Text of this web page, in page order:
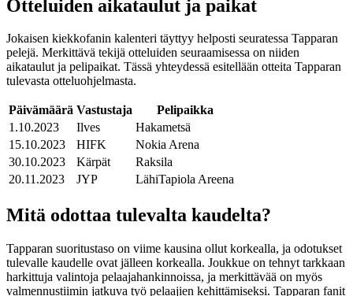
Otteluiden aikataulut ja paikat
Jokaisen kiekkofanin kalenteri täyttyy helposti seuratessa Tapparan
pelejä. Merkittävä tekijä otteluiden seuraamisessa on niiden
aikataulut ja pelipaikat. Tässä yhteydessä esitellään otteita Tapparan
tulevasta otteluohjelmasta.
Päivämäärä Vastustaja
Pelipaikka
1.10.2023
Ilves
Hakametsä
15.10.2023
HIFK
Nokia Arena
30.10.2023
Kärpät
Raksila
20.11.2023
JYP LähiTapiola Areena
Mitä odottaa tulevalta kaudelta?
Tapparan suoritustaso on viime kausina ollut korkealla, ja odotukset
tulevalle kaudelle ovat jälleen korkealla. Joukkue on tehnyt tarkkaan
harkittuja valintoja pelaajahankinnoissa, ja merkittävää on myös
valmennustiimin jatkuva työ pelaajien kehittämiseksi. Tapparan fanit